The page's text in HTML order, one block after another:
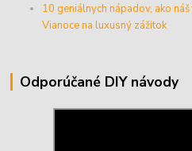
10 geniálnych nápadov, ako
Vianoce na luxusný zážitok
Odporúčané DIY návody